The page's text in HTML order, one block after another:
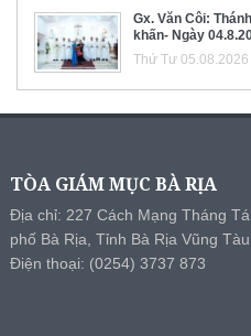
Gx. Văn Côi:
khấn- Ngày
Thứ Tư 05.08.2026
TÒA GIÁM MỤC BÀ RỊA
Địa chỉ: 227 Cách Mạng Tháng
phố Bà Rịa, Tỉnh Bà Rịa Vũng Tàu.
Điện thoại: (0254) 3737 873